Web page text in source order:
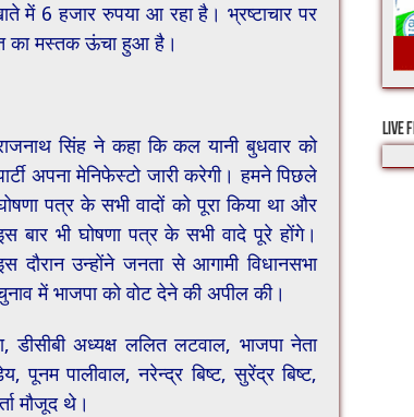
में 6 हजार रुपया आ रहा है। भ्रष्टाचार पर
का मस्तक ऊंचा हुआ है।
सिंह ने कहा कि कल यानी बुधवार को
अपना मेनिफेस्टो जारी करेगी। हमने पिछले
पत्र के सभी वादों को पूरा किया था और
बार भी घोषणा पत्र के सभी वादे पूरे होंगे।
दौरान उन्होंने जनता से आगामी विधानसभा
में भाजपा को वोट देने की अपील की।
डीसीबी अध्यक्ष ललित लटवाल, भाजपा नेता
पूनम पालीवाल, नरेन्द्र बिष्ट, सुरेंद्र बिष्ट,
मौजूद थे।
LIVE